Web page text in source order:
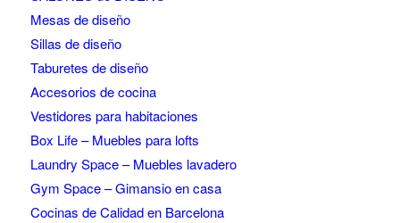
Mesas de diseño
Sillas de diseño
Taburetes de diseño
Accesorios de cocina
Vestidores para habitaciones
Box Life – Muebles para lofts
Laundry Space – Muebles lavadero
Gym Space – Gimansio en casa
Cocinas de Calidad en Barcelona